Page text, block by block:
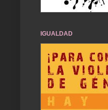
IGUALDAD